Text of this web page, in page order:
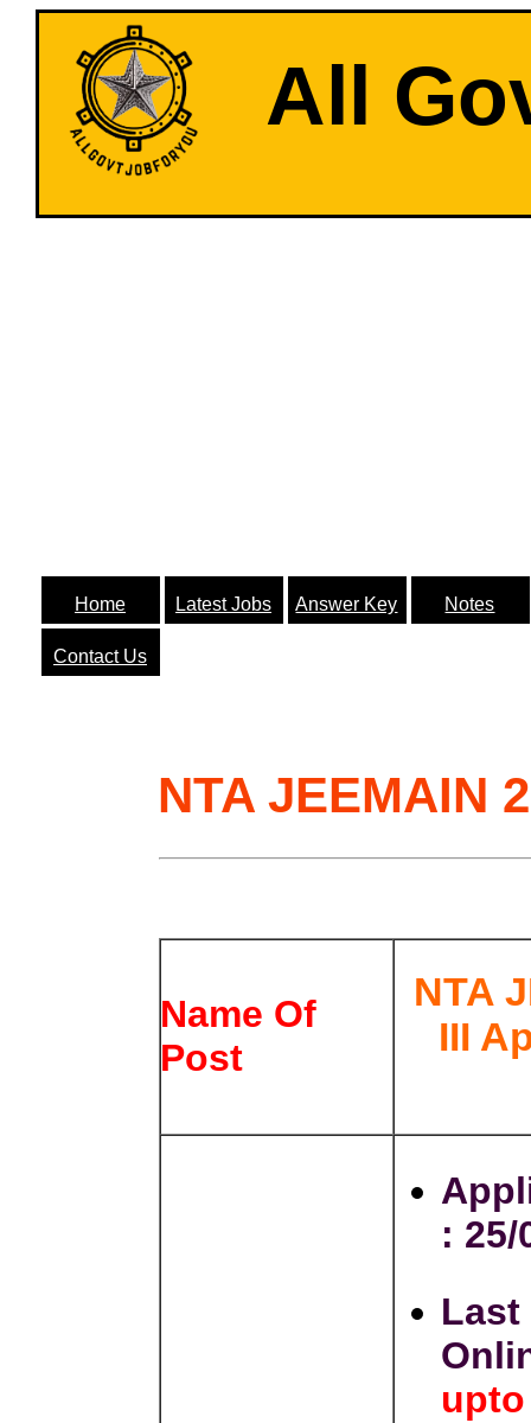
All
Home Latest Jobs Answer Key Notes
Contact Us
NTA JEEMAIN
Name Of
Post
NTA
III
: 25/
Last
upto